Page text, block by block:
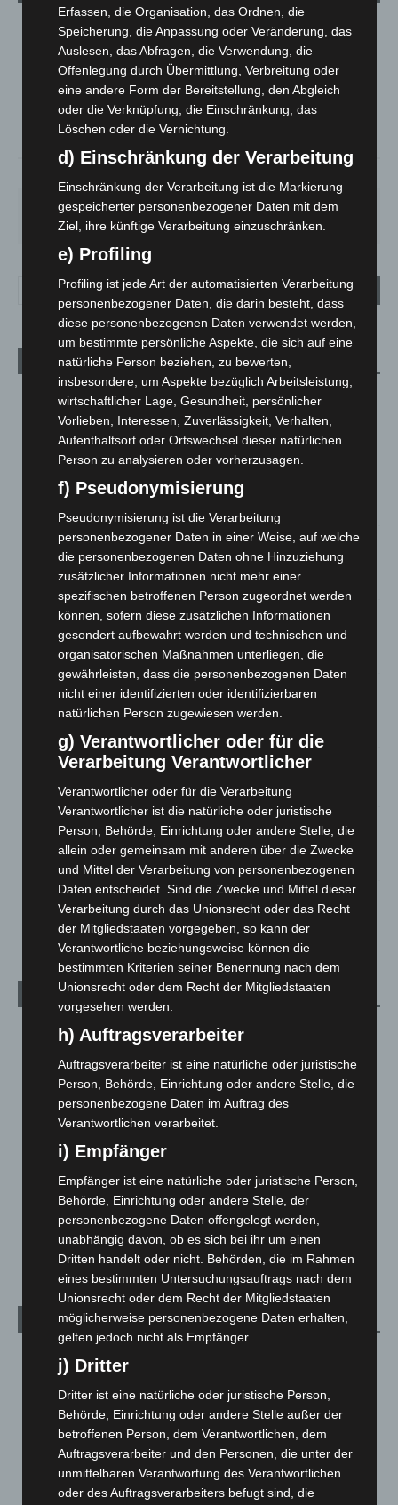
LANGENHAGEN
Bedeckt
19.1°C 19.5°
FR.
19°
SA.
27°
SO.
33°
MO.
28°
DI.
Aktuelle Beiträge
Niedersachsen: Feuerwehrkräfte kehren nach
Waldbrandeinsatz aus Spanien zurück
7. August 2026
Hannover: Erste Tigermücken-Population in Niedersachsen
entdeckt
Brand im „Haus der Begegnung“ in Neuwarmbüchen schnell
eingedämmt
6. August 2026
Region Hannover: 21 neue Notfallsanitäter starten beim
Roten Kreuz
5. August 2026
Mann läuft mit Hockeyschläger über A7 – Polizei sucht
Zeugen
Celle: Mensch stirbt bei Bagger-Unfall auf Baustelle
5. August 2026
Gasleitung bei McDonald’s-Umbau in Langenhagen
5. August 2026
Anklage nach Abschaltung von „Archetyp Market“ erhoben
3. August 2026
Kategorien
Blaulicht
Corona-News
712
Hannover und Region
5.037
Langenhagen und Ortsteile
Menschen
Über uns
Veranstaltungen
Archiv
August 2026(12)
Juni 2026(139)
Mai 2026(99)
April 2026 (99)
März 2026(115)
Erfassen, die Organisation, das Ordnen, die
Speicherung, die Anpassung oder Veränderung, das
Auslesen, das Abfragen, die Verwendung, die
Offenlegung durch Übermittlung, Verbreitung oder
eine andere Form der Bereitstellung, den Abgleich
oder die Verknüpfung, die Einschränkung, das
Löschen oder die Vernichtung.
d) Einschränkung der Verarbeitung
Einschränkung der Verarbeitung ist die Markierung
gespeicherter personenbezogener Daten mit dem
Ziel, ihre künftige Verarbeitung einzuschränken.
e) Profiling
Profiling ist jede Art der automatisierten Verarbeitung
personenbezogener Daten, die darin besteht, dass
diese personenbezogenen Daten verwendet werden,
um bestimmte persönliche Aspekte, die sich auf eine
natürliche Person beziehen, zu bewerten,
insbesondere, um Aspekte bezüglich Arbeitsleistung,
wirtschaftlicher Lage, Gesundheit, persönlicher
Vorlieben, Interessen, Zuverlässigkeit, Verhalten,
Aufenthaltsort oder Ortswechsel dieser natürlichen
Person zu analysieren oder vorherzusagen.
f) Pseudonymisierung
Pseudonymisierung ist die Verarbeitung
personenbezogener Daten in einer Weise, auf welche
die personenbezogenen Daten ohne Hinzuziehung
zusätzlicher Informationen nicht mehr einer
spezifischen betroffenen Person zugeordnet werden
können, sofern diese zusätzlichen Informationen
gesondert aufbewahrt werden und technischen und
organisatorischen Maßnahmen unterliegen, die
gewährleisten, dass die personenbezogenen Daten
nicht einer identifizierten oder identifizierbaren
natürlichen Person zugewiesen werden.
g) Verantwortlicher oder für die
Verarbeitung Verantwortlicher
Verantwortlicher oder für die Verarbeitung
Verantwortlicher ist die natürliche oder juristische
Person, Behörde, Einrichtung oder andere Stelle, die
allein oder gemeinsam mit anderen über die Zwecke
und Mittel der Verarbeitung von personenbezogenen
Daten entscheidet. Sind die Zwecke und Mittel dieser
Verarbeitung durch das Unionsrecht oder das Recht
der Mitgliedstaaten vorgegeben, so kann der
Verantwortliche beziehungsweise können die
bestimmten Kriterien seiner Benennung nach dem
Unionsrecht oder dem Recht der Mitgliedstaaten
vorgesehen werden.
h) Auftragsverarbeiter
Auftragsverarbeiter ist eine natürliche oder juristische
Person, Behörde, Einrichtung oder andere Stelle, die
personenbezogene Daten im Auftrag des
Verantwortlichen verarbeitet.
i) Empfänger
Empfänger ist eine natürliche oder juristische Person,
Behörde, Einrichtung oder andere Stelle, der
personenbezogene Daten offengelegt werden,
unabhängig davon, ob es sich bei ihr um einen
Dritten handelt oder nicht. Behörden, die im Rahmen
eines bestimmten Untersuchungsauftrags nach dem
Unionsrecht oder dem Recht der Mitgliedstaaten
möglicherweise personenbezogene Daten erhalten,
gelten jedoch nicht als Empfänger.
j) Dritter
Dritter ist eine natürliche oder juristische Person,
Behörde, Einrichtung oder andere Stelle außer der
betroffenen Person, dem Verantwortlichen, dem
Auftragsverarbeiter und den Personen, die unter der
unmittelbaren Verantwortung des Verantwortlichen
oder des Auftragsverarbeiters befugt sind, die